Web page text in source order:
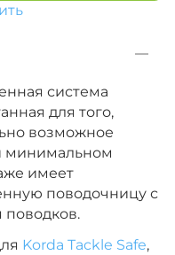
система
для того,
возможное
минимальном
имеет
поводочницу с
Korda Tackle Safe,